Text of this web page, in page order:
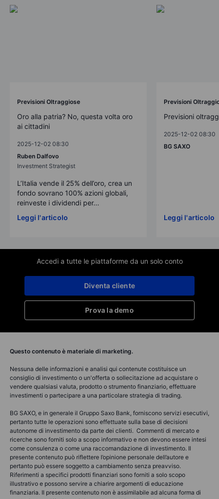
Previsioni Oltraggiose
Oro alla patria? No, questa volta oro
ai cittadini
2025-12-02 08:30
Ruben Dalfovo
Investment Strategist
L’Italia vende il 25% dell’oro, crea un
fondo sovrano 100% azioni globali,
reinveste i dividendi per...
Leggi l'articolo
Previsioni
Previsioni
2025-12-02 08:30
BG SAXO
Leggi l'articolo
Accedi a tutte le piattaforme da un solo conto
Prova la demo
Diventa cliente
Questo contenuto è materiale di marketing.
Nessuna delle informazioni e analisi qui contenute costituisce un
consiglio di investimento o un'offerta o sollecitazione ad acquistare o
vendere qualsiasi valuta, prodotto o strumento finanziario, effettuare
investimenti o partecipare a una particolare strategia di trading.
BG SAXO, e in generale il Gruppo Saxo Bank, forniscono servizi esecutivi,
pertanto tutte le operazioni sono effettuate sulla base di decisioni
autonome di investimento da parte dei clienti. Commenti di mercato e
ricerche sono forniti solo a scopo informativo e non devono essere intesi
come consulenza o come una raccomandazione di investimento. Il
presente contenuto può riflettere l’opinione personale dell’autore e
pertanto può essere soggetto a cambiamento senza preavviso.
Riferimenti a specifici prodotti finanziari sono forniti a solo scopo
illustrativo e possono servire a chiarire argomenti di educazione
finanziaria. Il presente contenuto non è assimilabile ad alcuna forma di